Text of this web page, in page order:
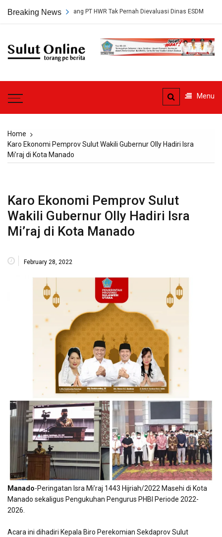
Breaking News
Tambang PT HWR Tak Pernah Dievaluasi Dinas ESDM
Sulut
Menu
Home
Karo Ekonomi Pemprov Sulut Wakili Gubernur Olly Hadiri Isra
Mi’raj di Kota Manado
Karo Ekonomi Pemprov Sulut
Wakili Gubernur Olly Hadiri Isra
Mi’raj di Kota Manado
February 28, 2022
Manado-Peringatan Isra Mi’raj 1443 Hijriah/2022 Masehi di Kota
Manado sekaligus Pengukuhan Pengurus PHBI Periode 2022-
2026.
Acara ini dihadiri Kepala Biro Perekomian Sekdaprov Sulut